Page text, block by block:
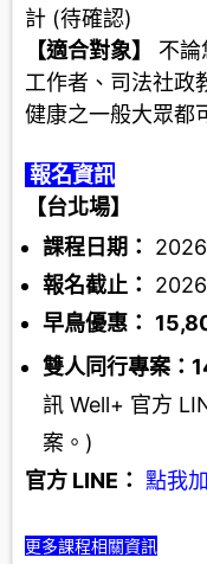
計 (待確認)
【適合對象】
不論
工作者、司法社政
健康之一般大眾都
報名資訊
【台北場】
課程日期：
報名截止：
早鳥優惠：
雙人同行專案：
訊 Well+ 官方
案。)
官方 LINE ： 點我
更多課程相關資訊